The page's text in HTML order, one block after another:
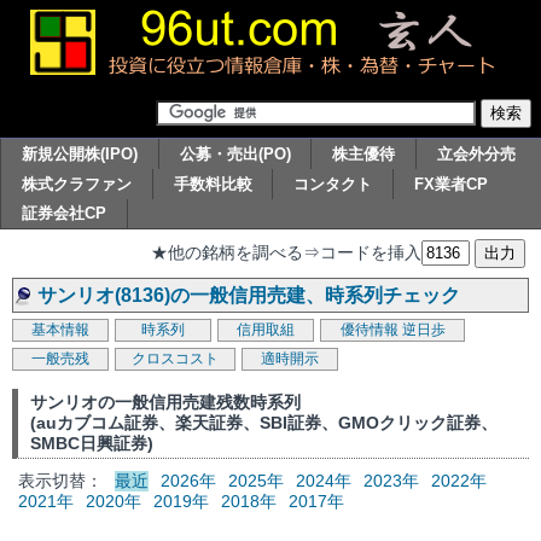
新規公開株(IPO) 公募・売出(PO) 株主優待
立会外分売
株式クラファン
手数料比較 コンタクト
FX業者CP
証券会社CP
★他の銘柄を調べる⇒コードを挿入
サンリオ(8136)の一般信用売建、時系列チェック
基本情報 時系列 信用取組 優待情報 逆日歩
一般売残
クロスコスト 適時開示
サンリオの一般信用売建残数時系列
(auカブコム証券、楽天証券、SBI証券、GMOクリック証券、
SMBC日興証券)
表示切替：
最近 2026年 2025年 2024年 2023年
2022年
2021年
2020年 2019年 2018年 2017年